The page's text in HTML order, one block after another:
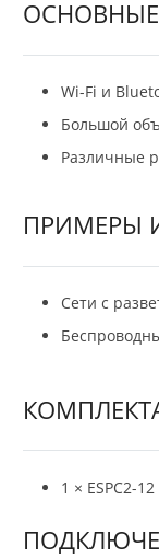
Wi-Fi и
Большой
Различные
ПРИМЕРЫ
Сети с
1 × ESPC2-